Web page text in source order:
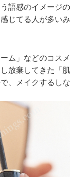
語感のイメージの
じてる人が多いみ
ム」などのコスメ
放棄してきた「肌
、メイクするしな